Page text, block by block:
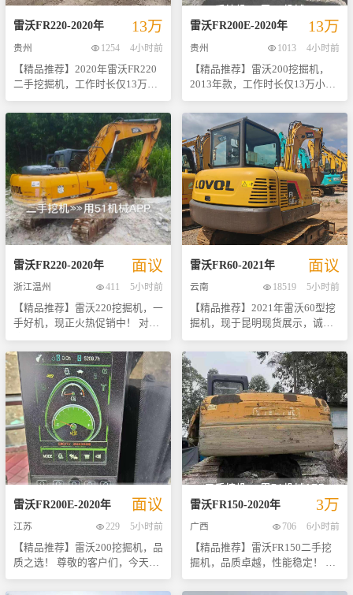
都能轻松应对。 现仅需61,000元
即可拥有这台高品质的施工利
来电咨询或实地考察试驾体验。
选择我们，让您的工程项目更加
高效顺利！ 联系人：[您的姓名]
联系电话：[您的电话号码] 地
址：[具体位置] 期待与您共创辉
煌未来！ 注：以上价格为裸机
价，不含运费及税费等其他费
频率适中，经过专业人员全面检
查与维护，确保各项功能正常运
凑的设计使得在狭窄空间内作业
更加灵活自如；强劲的动力系统
则保证了高效稳定的工作效率。
无论是城市基础设施建设还是农
村土地平整项目，都能轻松应对
各种复杂工况需求。 现在购买还
可享受免费送货上门服务（限部
分地区），并提供一定期限内的
售后保障支持。数量有限，先到
先得，请尽快联系我们获取更多
详情或预约看车时间吧！期待您
的来电咨询，我们将竭诚为您服
务。
雷沃FR220-2020年 13万
贵州 1254
4小时前
【精品推荐】2020年雷沃FR220
二手挖掘机，工作时长仅13万多
小时，现超值优惠价拉走！ 尊敬
的客户： 我们诚挚向您推荐这款
来自国内知名品牌的2020年产雷
沃FR220中型挖掘机。自上市以
来，雷沃系列以其卓越的性能、
可靠的品质赢得了广大用户的信
赖与好评。此款设备历经专业维
护保养，整体状况极佳，外观整
洁如新，内部机械结构运转正常
无异响，确保了其高效稳定的作
业能力。 - **品牌型号**：雷沃
FR220 - **生产年份**：2020年 -
主要特点**： - 高效节能的动力
系统，油耗低； - 强劲有力的挖
掘臂设计，适用于多种复杂工
况； - 宽敞舒适的驾驶舱，操作
简便直观； - 智能化控制系统，
提高工作效率的同时保障安全。
现在购买还可享受更多惊喜优
惠！欢迎来电咨询或实地考察试
驾体验。机会难得，好货不等
人，抓紧时间联系吧！ 注：以上
信息均基于实际检查结果提供，
具体详情请以实物为准。期待您
的光临洽谈！
雷沃FR200E-2020年 13万
贵州 1013
4小时前
【精品推荐】雷沃200挖掘机，
2013年款，工作时长仅13万小
时，现特价优惠，诚邀您前来品
鉴！ 这款雷沃200挖掘机自2013
年投入使用以来，凭借其卓越的
性能和可靠的品质赢得了众多用
户的信赖。经过专业团队精心维
护保养，整体状态极佳，无论是
挖掘效率还是燃油经济性都表现
得十分出色，能够满足各种复杂
工况下的作业需求。 - **型号
**：雷沃200 - **生产年份**：
2013年 - **累计工作时数**：约
13万小时 - **特点**： - 强劲动
舒适驾驶舱设计，长时间操作不
易疲劳； - 易于维护保养，降低
后期使用成本； - 适应性强，适
用于多种地形及环境条件下的施
工任务。 我们承诺提供全面的技
术支持与售后服务保障，让您购
机无忧。现以超值价格出售，机
会难得，欢迎来电咨询或实地考
察！联系人：[您的联系方式]。期
待与您共创美好未来！
雷沃FR220-2020年 面议
浙江温州 411
5小时前
【精品推荐】雷沃220挖掘机，一
手好机，现正火热促销中！ 对于
追求高效作业与成本控制的您来
说，这台雷沃220彩屏挖掘机绝对
值得拥有。该设备自始至终仅有
一位主人使用，全程精心维护，
确保了其卓越的工作状态和长久
耐用性。目前处于最佳工作状
态，无论是挖掘力、灵活性还是
燃油效率都表现得非常出色，能
够轻松应对各种复杂工况下的挑
战。 - **型号**：雷沃220 - **特
点**： - 配备彩色显示屏，操作
界面友好直观。 - 强劲动力系统
同时降低能耗。 - 结构坚固耐
用，适用于多种恶劣环境。 - 维
修保养记录完整，定期进行专业
检查与维护。 - **状况**：机况
雷沃FR60-2021年 面议
云南 18519
5小时前
【精品推荐】2021年雷沃60型挖
掘机，现于昆明现货展示，诚邀
您的品鉴！ 这款雷沃60型挖机自
2021年起投入运营至今，累计作
业时间仅四千余小时，整体状况
良好，性能稳定可靠。雷沃作为
国内知名工程机械品牌之一，其
产品以高效节能、操作简便著
称，在市场上享有极高声誉。本
机采用先进设计理念与制造工
艺，确保了在各种复杂工况下的
出色表现力。 - **品牌型号**：
雷沃60 - **生产年份**：2021年
- **工作时长**：约4000小时 -
业团队全面检测维护，各系统运
行正常无故障，外观整洁如新。
无论是用于土方开挖、场地平整
还是其他建筑施工项目，都能轻
雷沃FR200E-2020年 面议
江苏 229
5小时前
【精品推荐】雷沃200挖掘机，品
质之选！ 尊敬的客户们，今天为
您特别推荐一款性价比极高的二
手挖机——21年款雷沃200。这
雷沃FR150-2020年 3万
广西 706
6小时前
【精品推荐】雷沃FR150二手挖
掘机，品质卓越，性能稳定！ 我
们非常荣幸地向您推荐这款精心
维护的雷沃FR150二手挖掘机。